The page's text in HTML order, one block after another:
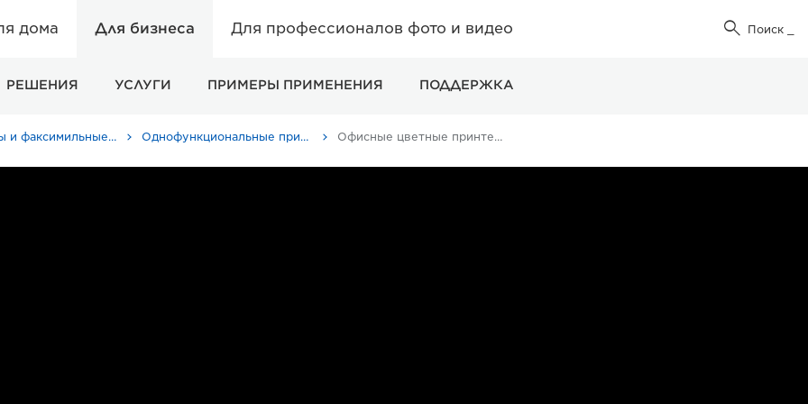
дома Для бизнеса Для профессионалов фото и видео  Поиск
РЕШЕНИЯ УСЛУГИ ПРИМЕРЫ ПРИМЕНЕНИЯ ПОДДЕРЖКА
Принтеры и факсимильные аппараты для бизнеса Однофункциональные принтеры - Canon Россия Офисные цветные принтеры